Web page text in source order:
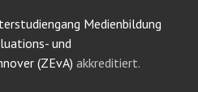
Medienbildung
und
(ZEvA) akkreditiert.